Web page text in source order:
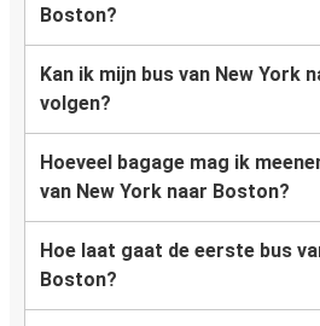
Boston?
Kan ik mijn bus van New York
volgen?
Hoeveel bagage mag ik
van New York naar Boston?
Hoe laat gaat de eerste bus
Boston?